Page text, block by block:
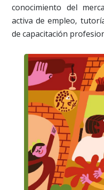
conocimiento del
activa de empleo,
de capacitación